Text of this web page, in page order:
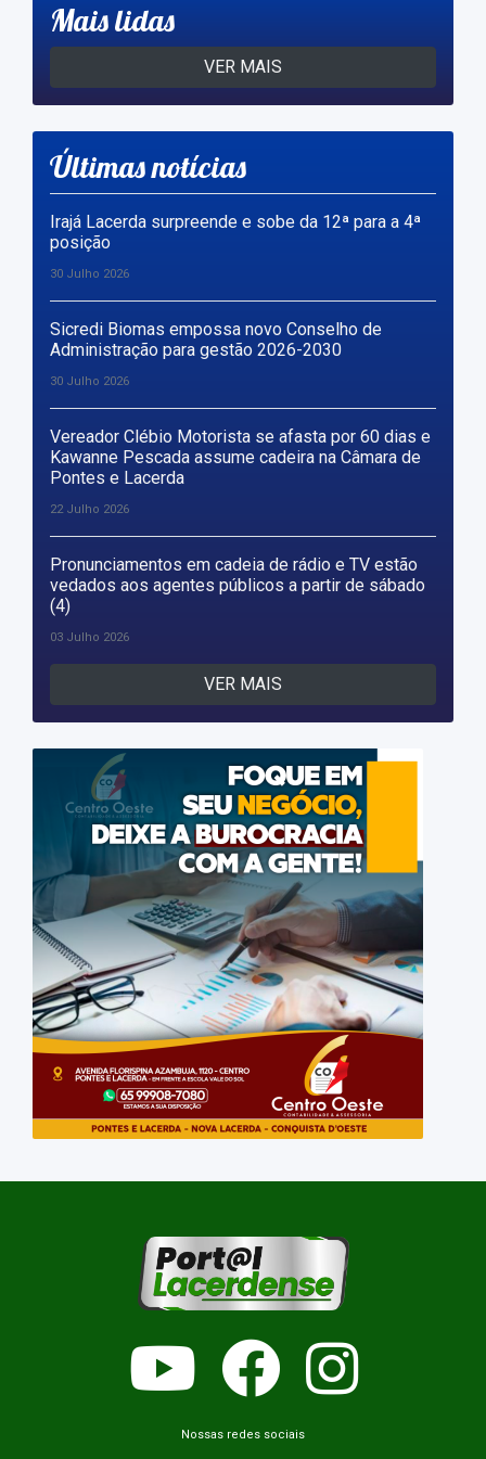
Mais lidas
VER MAIS
Últimas notícias
Irajá Lacerda surpreende e sobe da 12ª para a 4ª
posição
30 Julho 2026
Sicredi Biomas empossa novo Conselho de
Administração para gestão 2026-2030
30 Julho 2026
Vereador Clébio Motorista se afasta por 60 dias e
Kawanne Pescada assume cadeira na Câmara de
Pontes e Lacerda
22 Julho 2026
Pronunciamentos em cadeia de rádio e TV estão
vedados aos agentes públicos a partir de sábado
(4)
03 Julho 2026
VER MAIS
Nossas redes sociais